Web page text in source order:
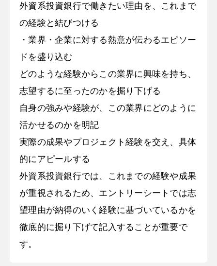
外資系投資銀行で働きたい理由を、これまで
の経験と結びつける
・業界・企業に対する熱意が伝わるエピソー
ドを盛り込む
どのような経験からこの業界に興味を持ち、
志望するに至ったのかを掘り下げる
自身の強みや経験が、この業界にどのように
活かせるのかを明記
実際の成果やプロジェクト経験を交え、具体
的にアピールする
外資系投資銀行では、これまでの経験や成果
が重視されるため、エントリーシートでは志
望理由が納得のいく経験に基づいているかを
徹底的に掘り下げて記入することが重要で
す。